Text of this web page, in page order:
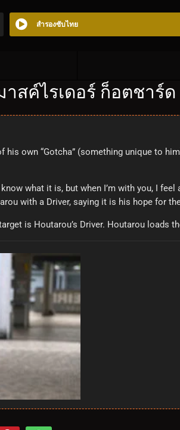
สำรองซับไทย
าสค์ไรเดอร์ ก็อตชาร์
own “Gotcha” (something unique to
what it is, but when I’m with you, I
with a Driver, saying it is his hope for
is Houtarou’s Driver. Houtarou loads